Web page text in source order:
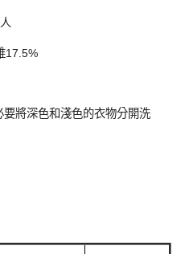
17.5%
將深色和淺色的衣物分開洗